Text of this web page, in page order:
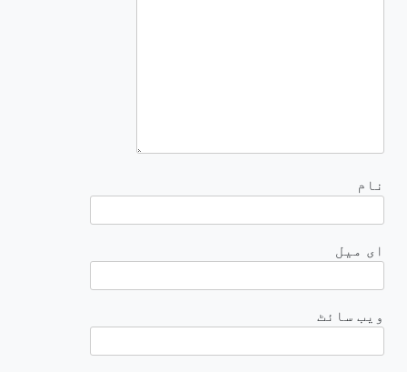
نام
ای میل
ویب‌ سائٹ